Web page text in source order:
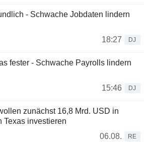
- Schwache Jobdaten lindern
18:27
DJ
fester - Schwache Payrolls lindern
15:46
DJ
zunächst 16,8 Mrd. USD in
Texas investieren
06.08.
RE